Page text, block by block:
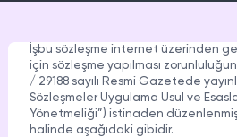
TWITCH
Hizmetleri
TROVO
Hizmetleri
Instagram
Ücretsiz Yorum
Instagram
Video İndir
İşbu sözleşme internet üzerinden
için sözleşme yapılması
/ 29188 sayılı Resmi Gazetede
Sözleşmeler Uygulama Usul ve
Yönetmeliği”) istinaden
halinde aşağıdaki gibidir.